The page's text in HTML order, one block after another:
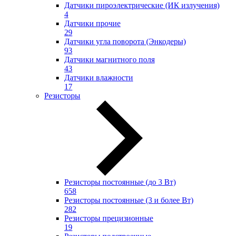
Датчики пироэлектрические (ИК излучения)
4
Датчики прочие
29
Датчики угла поворота (Энкодеры)
93
Датчики магнитного поля
43
Датчики влажности
17
Резисторы
Резисторы постоянные (до 3 Вт)
658
Резисторы постоянные (3 и более Вт)
282
Резисторы прецизионные
19